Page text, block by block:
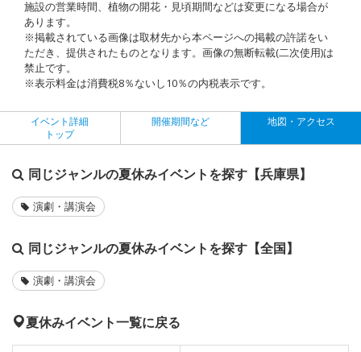
施設の営業時間、植物の開花・見頃期間などは変更になる場合が
あります。
※掲載されている画像は取材先から本ページへの掲載の許諾をい
ただき、提供されたものとなります。画像の無断転載(二次使用)は
禁止です。
※表示料金は消費税8％ないし10％の内税表示です。
イベント詳細
トップ
開催期間など 地図・アクセス
同じジャンルの夏休みイベントを探す【兵庫県】
演劇・講演会
同じジャンルの夏休みイベントを探す【全国】
演劇・講演会
夏休みイベント一覧に戻る